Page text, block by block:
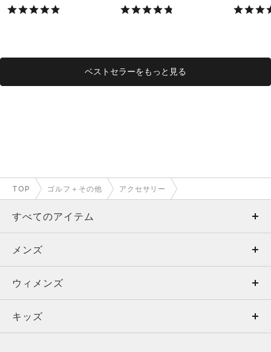
ベストセラーをもっと見る
TOP ゴルフ＋その他 アクセサリー
すべてのアイテム
メンズ
ウィメンズ
キッズ
メンズ
トップス
ボトムス
ウィメンズ
トップス
キッズ